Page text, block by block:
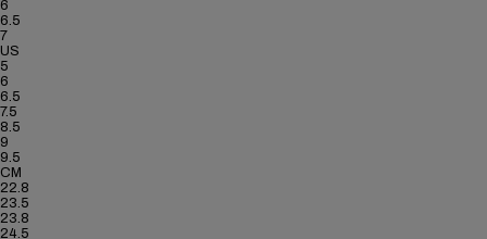
6
6.5
7
US
5
6
6.5
7.5
8.5
9
9.5
CM
22.8
23.5
23.8
24.5